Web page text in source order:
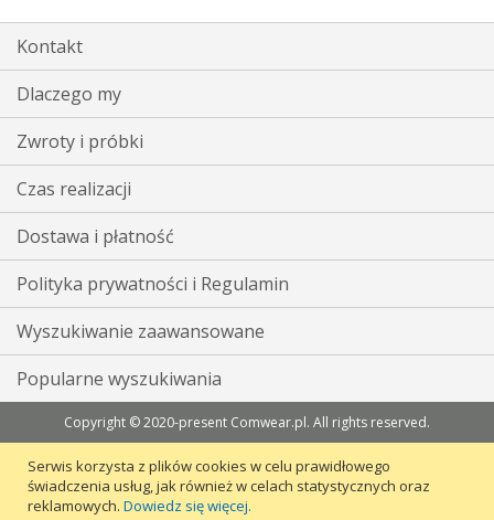
Kontakt
Dlaczego my
Zwroty i próbki
Czas realizacji
Dostawa i płatność
Polityka prywatności i Regulamin
Wyszukiwanie zaawansowane
Popularne wyszukiwania
Copyright © 2020-present Comwear.pl. All rights reserved.
Serwis korzysta z plików cookies w celu prawidłowego
świadczenia usług, jak również w celach statystycznych oraz
reklamowych. Dowiedz się więcej.